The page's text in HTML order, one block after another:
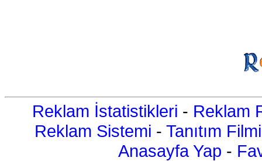
Reklam İstatistikleri - Reklam
Reklam Sistemi - Tanıtım Filmi
Anasayfa Yap -